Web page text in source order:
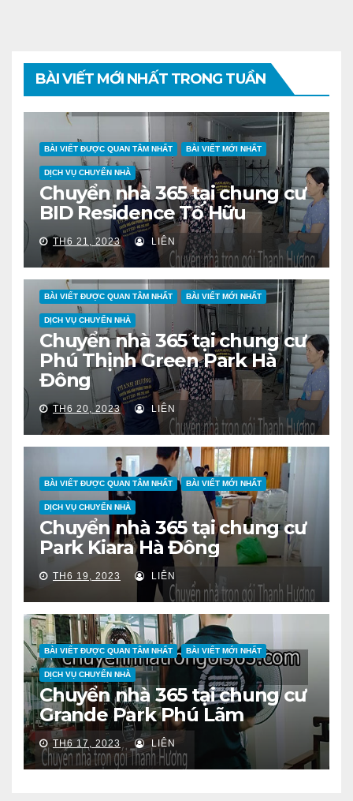
BÀI VIẾT MỚI NHẤT TRONG TUẦN
BÀI VIẾT ĐƯỢC QUAN TÂM NHẤT BÀI VIẾT MỚI NHẤT
DỊCH VỤ CHUYỂN NHÀ
Chuyển nhà 365 tại chung cư
BID Residence Tố Hữu
TH6 21, 2023 LIÊN
BÀI VIẾT ĐƯỢC QUAN TÂM NHẤT BÀI VIẾT MỚI NHẤT
DỊCH VỤ CHUYỂN NHÀ
Chuyển nhà 365 tại chung cư
Phú Thịnh Green Park Hà
Đông
TH6 20, 2023 LIÊN
BÀI VIẾT ĐƯỢC QUAN TÂM NHẤT BÀI VIẾT MỚI NHẤT
DỊCH VỤ CHUYỂN NHÀ
Chuyển nhà 365 tại chung cư
Park Kiara Hà Đông
TH6 19, 2023 LIÊN
BÀI VIẾT ĐƯỢC QUAN TÂM NHẤT BÀI VIẾT MỚI NHẤT
DỊCH VỤ CHUYỂN NHÀ
Chuyển nhà 365 tại chung cư
Grande Park Phú Lãm
TH6 17, 2023 LIÊN